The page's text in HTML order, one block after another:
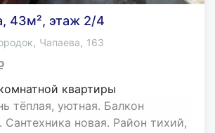
43м², этаж 2/4
, Чапаева, 163
квартиры
тёплая, уютная. Балкон
Сантехника новая. Район тихий,